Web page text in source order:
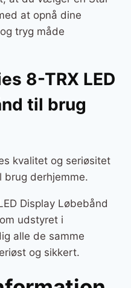
at opnå dine
tryg måde
8-TRX LED
til brug
kvalitet og seriøsitet
derhjemme.
Display Løbebånd
udstyret i
alle de samme
og sikkert.